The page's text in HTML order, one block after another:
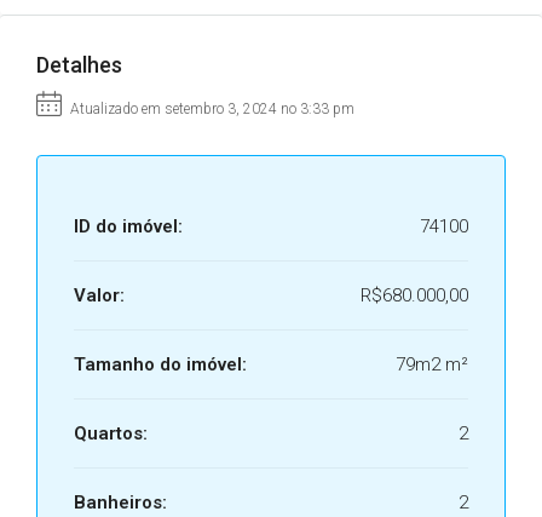
Detalhes
Atualizado em setembro 3, 2024 no 3:33 pm
ID do imóvel: 74100
Valor: R$680.000,00
Tamanho do imóvel: 79m2 m²
Quartos: 2
Banheiros: 2